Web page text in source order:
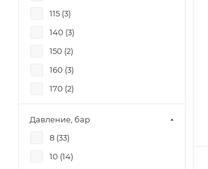
115 (3)
140 (3)
150 (2)
160 (3)
170 (2)
8
230 (2
260 (
3
Давление, бар
8 (33)
10 (14)